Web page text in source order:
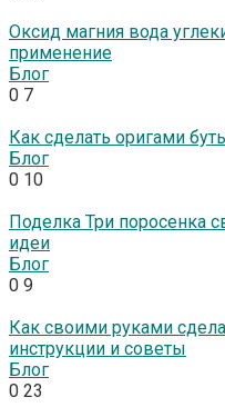
Оксид магния вода
применение
Блог
0 7
Как сделать оригами
Блог
0 10
Поделка Три поросенка
идеи
Блог
0 9
Как своими руками
инструкции и советы
Блог
0 23